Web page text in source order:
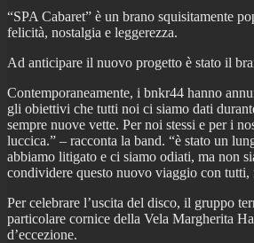
“SPA Cabaret” è un brano squisitamente
felicità, nostalgia e leggerezza.
Ad anticipare il nuovo progetto è stato il
Contemporaneamente, i bnkr44 hanno
gli obiettivi che tutti noi ci siamo dati
sempre nuove vette. Per noi stessi e per i
luccica.” – racconta la band. “è stato un
abbiamo litigato e ci siamo odiati, ma non
condividere questo nuovo viaggio con
Per celebrare l’uscita del disco, il gruppo
particolare cornice della Vela Margherita
d’eccezione.